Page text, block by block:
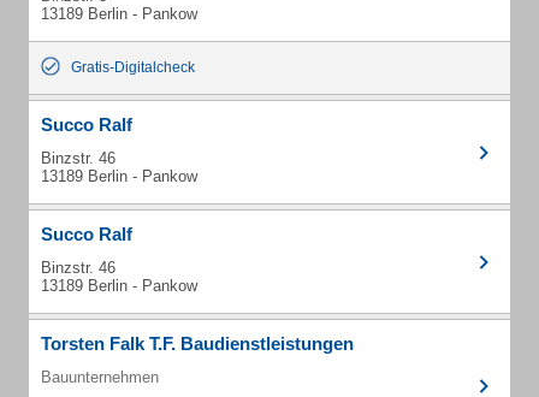
13189 Berlin - Pankow
Gratis-Digitalcheck
Succo Ralf
Binzstr. 46
13189 Berlin - Pankow
Succo Ralf
Binzstr. 46
13189 Berlin - Pankow
Torsten Falk T.F. Baudienstleistungen
Bauunternehmen